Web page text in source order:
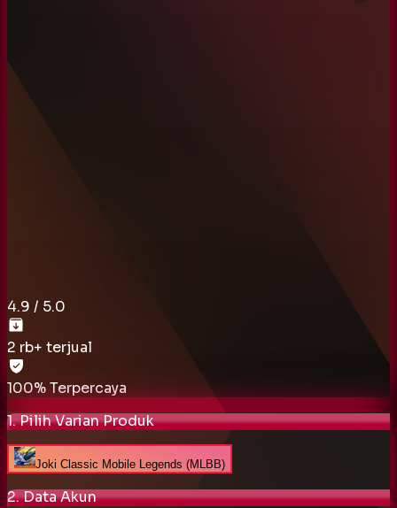
4.9 / 5.0
2 rb+ terjual
100% Terpercaya
1. Pilih Varian Produk
Joki Classic Mobile Legends (MLBB)
2. Data Akun